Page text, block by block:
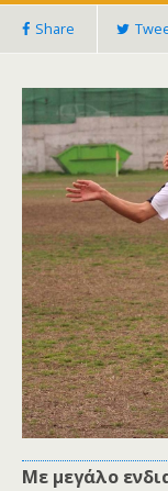
Share
Με μεγάλο